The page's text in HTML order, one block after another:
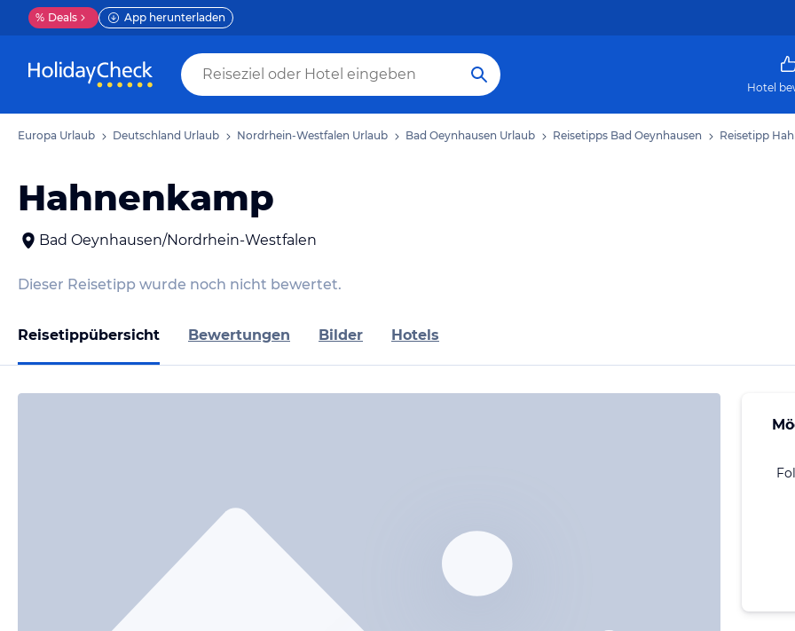
% Deals App herunterladen
Hotel
Europa Urlaub Deutschland Urlaub Nordrhein-Westfalen Urlaub Bad Oeynhausen Urlaub Reisetipps Bad Oeynhausen Reisetipp
Hahnenkamp
Bad Oeynhausen/Nordrhein-Westfalen
Dieser Reisetipp wurde noch nicht bewertet.
Reisetippübersicht Bewertungen Bilder Hotels